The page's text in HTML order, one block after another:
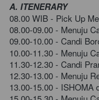
A. ITENERARY
08.00 WIB - Pick Up
08.00-09.00 - Menuju
09.00-10.00 - Candi
10.00-11.30 - Menuju
11.30-12.30 - Candi
12.30-13.00 - Menuju
13.00-15.00 - ISHOMA